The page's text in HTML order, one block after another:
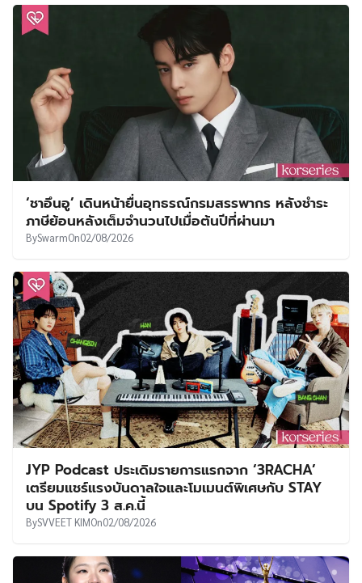
‘ชาอึนอู’ เดินหน้ายื่นอุทธรณ์กรมสรรพากร หลังชำระ
ภาษีย้อนหลังเต็มจำนวนไปเมื่อต้นปีที่ผ่านมา
BySwarmOn02/08/2026
JYP Podcast ประเดิมรายการแรกจาก ‘3RACHA’
เตรียมแชร์แรงบันดาลใจและโมเมนต์พิเศษกับ STAY
บน Spotify 3 ส.ค.นี้
BySVVEET KIMOn02/08/2026